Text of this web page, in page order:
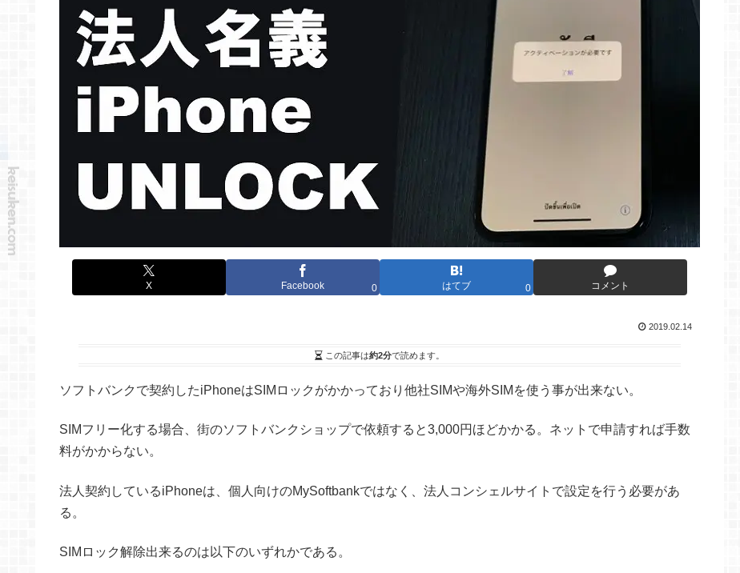
X Facebook 0 はてブ 0 コメント
2019.02.14
この記事は約2分で読めます。
ソフトバンクで契約したiPhoneはSIMロックがかかっており他社SIMや海外SIMを使う事が出来ない。
SIMフリー化する場合、街のソフトバンクショップで依頼すると3,000円ほどかかる。ネットで申請すれば手数
料がかからない。
法人契約しているiPhoneは、個人向けのMySoftbankではなく、法人コンシェルサイトで設定を行う必要があ
る。
SIMロック解除出来るのは以下のいずれかである。